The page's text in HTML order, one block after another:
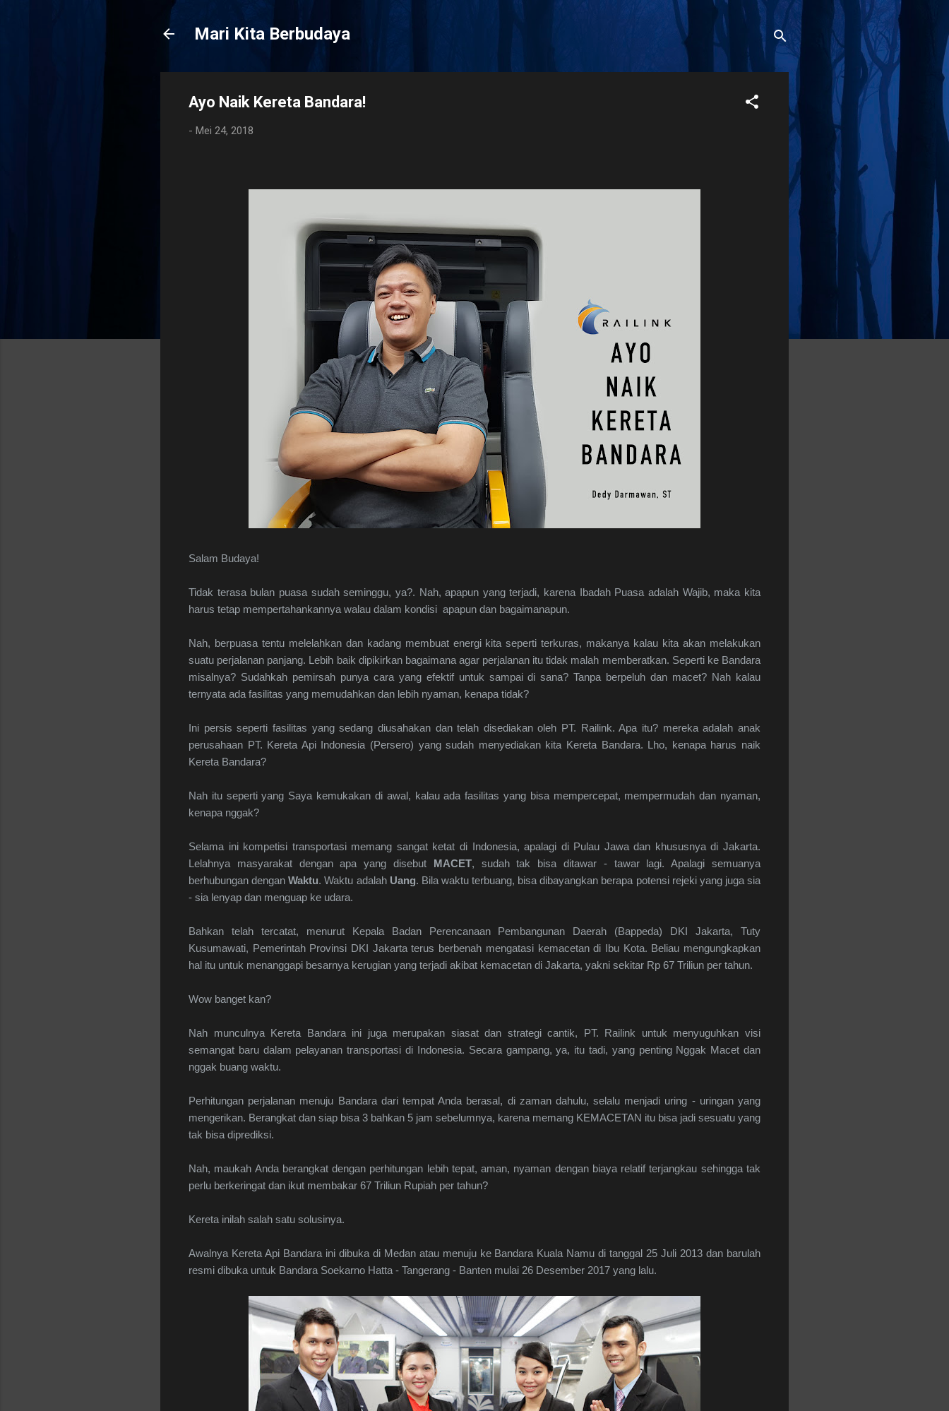
Mari Kita Berbudaya
Ayo Naik Kereta Bandara!
- Mei 24, 2018
Salam Budaya!
Tidak terasa bulan puasa sudah seminggu, ya?. Nah, apapun yang terjadi, karena Ibadah Puasa adalah Wajib, maka kita
harus tetap mempertahankannya walau dalam kondisi apapun dan bagaimanapun.
Nah, berpuasa tentu melelahkan dan kadang membuat energi kita seperti terkuras, makanya kalau kita akan melakukan
suatu perjalanan panjang. Lebih baik dipikirkan bagaimana agar perjalanan itu tidak malah memberatkan. Seperti ke Bandara
misalnya? Sudahkah pemirsah punya cara yang efektif untuk sampai di sana? Tanpa berpeluh dan macet? Nah kalau
ternyata ada fasilitas yang memudahkan dan lebih nyaman, kenapa tidak?
Ini persis seperti fasilitas yang sedang diusahakan dan telah disediakan oleh PT. Railink. Apa itu? mereka adalah anak
perusahaan PT. Kereta Api Indonesia (Persero) yang sudah menyediakan kita Kereta Bandara. Lho, kenapa harus naik
Kereta Bandara?
Nah itu seperti yang Saya kemukakan di awal, kalau ada fasilitas yang bisa mempercepat, mempermudah dan nyaman,
kenapa nggak?
Selama ini kompetisi transportasi memang sangat ketat di Indonesia, apalagi di Pulau Jawa dan khususnya di Jakarta.
Lelahnya masyarakat dengan apa yang disebut MACET, sudah tak bisa ditawar - tawar lagi. Apalagi semuanya
berhubungan denganWaktu. Waktu adalah Uang. Bila waktu terbuang, bisa dibayangkan berapa potensi rejeki yang juga sia
- sia lenyap dan menguap ke udara.
Bahkan telah tercatat, menurut Kepala Badan Perencanaan Pembangunan Daerah (Bappeda) DKI Jakarta, Tuty
Kusumawati, Pemerintah Provinsi DKI Jakarta terus berbenah mengatasi kemacetan di Ibu Kota. Beliau mengungkapkan
hal itu untuk menanggapi besarnya kerugian yang terjadi akibat kemacetan di Jakarta, yakni sekitar Rp 67 Triliun per tahun.
Wow banget kan?
Nah munculnya Kereta Bandara ini juga merupakan siasat dan strategi cantik, PT. Railink untuk menyuguhkan visi
semangat baru dalam pelayanan transportasi di Indonesia. Secara gampang, ya, itu tadi, yang penting Nggak Macet dan
nggak buang waktu.
Perhitungan perjalanan menuju Bandara dari tempat Anda berasal, di zaman dahulu, selalu menjadi uring - uringan yang
mengerikan. Berangkat dan siap bisa 3 bahkan 5 jam sebelumnya, karena memang KEMACETAN itu bisa jadi sesuatu yang
tak bisa diprediksi.
Nah, maukah Anda berangkat dengan perhitungan lebih tepat, aman, nyaman dengan biaya relatif terjangkau sehingga tak
perlu berkeringat dan ikut membakar 67 Triliun Rupiah per tahun?
Kereta inilah salah satu solusinya.
Awalnya Kereta Api Bandara ini dibuka di Medan atau menuju ke Bandara Kuala Namu di tanggal 25 Juli 2013 dan barulah
resmi dibuka untuk Bandara Soekarno Hatta - Tangerang - Banten mulai 26 Desember 2017 yang lalu.